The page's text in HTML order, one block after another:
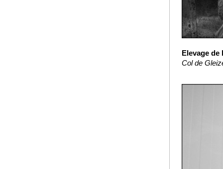
Elevage de
Col de